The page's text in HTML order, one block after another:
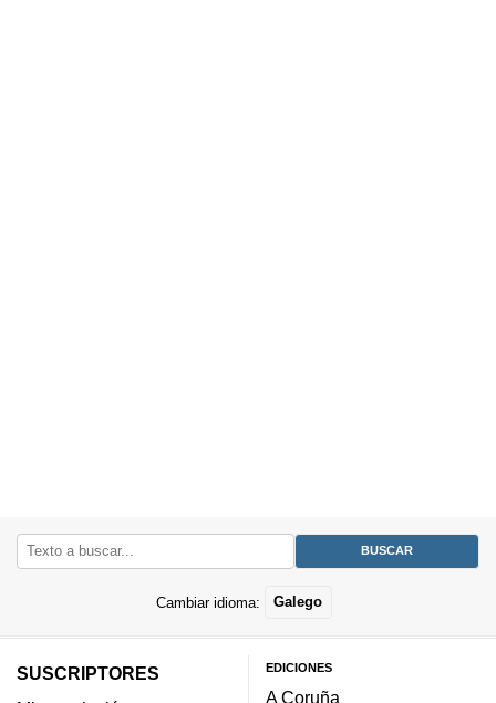
Cambiar idioma: Galego
SUSCRIPTORES
EDICIONES
A Coruña